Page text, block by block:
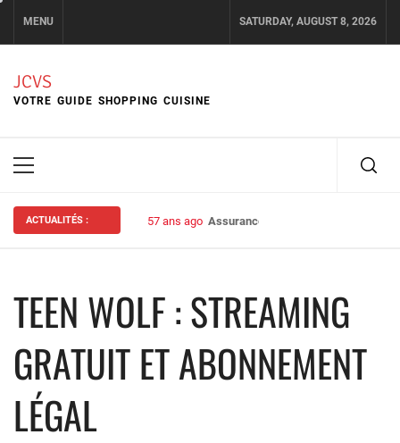
content
MENU SATURDAY, AUGUST 8, 2026
JCVS
VOTRE GUIDE SHOPPING CUISINE
Primary
ACTUALITÉS : 57 ans ago Assurance habitation : bien choisir
TEEN WOLF : STREAMING
GRATUIT ET ABONNEMENT
LÉGAL